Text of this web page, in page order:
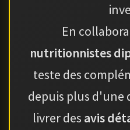
En
nutritionnistes
teste des
depuis plus d'une
livrer des avis